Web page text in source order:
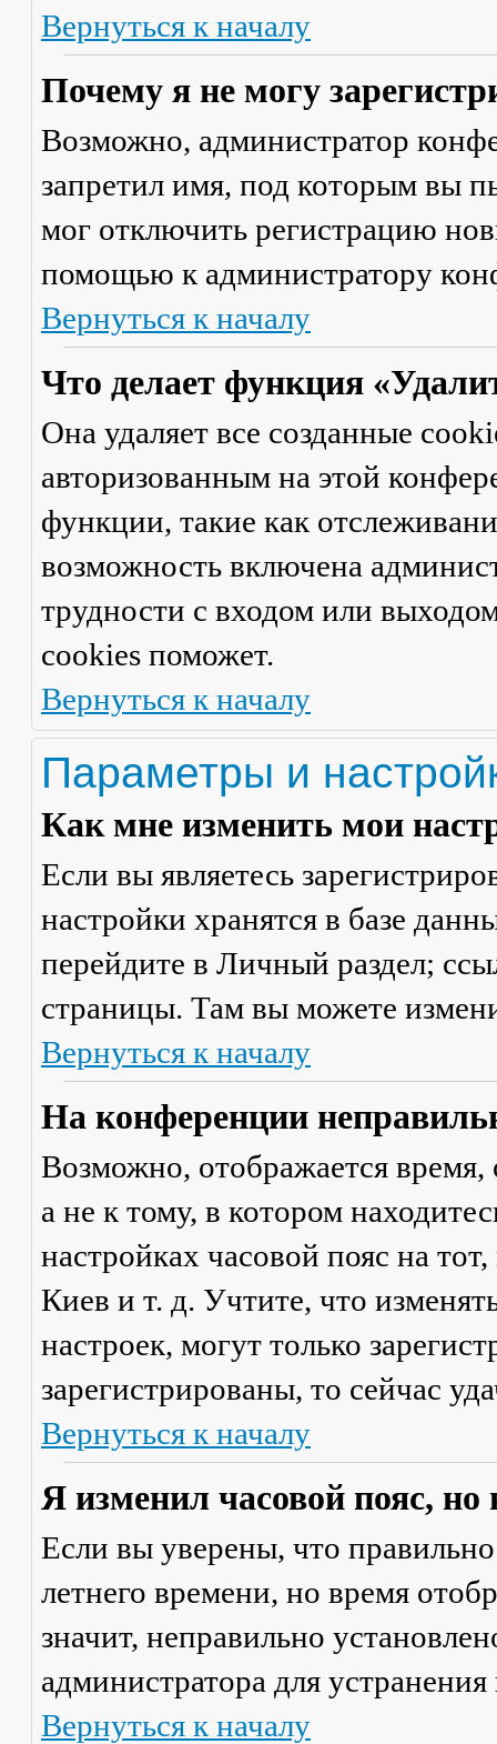
Вернуться к началу
Почему я не могу
Возможно, администратор
запретил имя, под которым вы
мог отключить регистрацию
помощью к администратору
Вернуться к началу
Что делает функция
Она удаляет все созданные
авторизованным на этой
функции, такие как
возможность включена
трудности с входом или
cookies поможет.
Вернуться к началу
Параметры и
Как мне изменить мои
Если вы являетесь
настройки хранятся в базе
перейдите в Личный раздел;
страницы. Там вы можете
Вернуться к началу
На конференции
Возможно, отображается время,
а не к тому, в котором
настройках часовой пояс на
Киев и т. д. Учтите, что
настроек, могут только
зарегистрированы, то сейчас
Вернуться к началу
Я изменил часовой пояс,
Если вы уверены, что
летнего времени, но время
значит, неправильно
администратора для
Вернуться к началу